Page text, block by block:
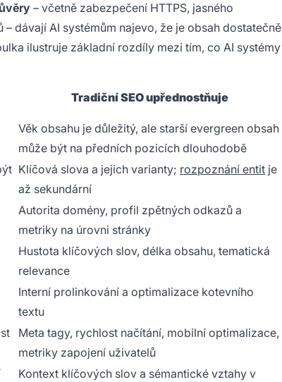
– včetně zabezpečení HTTPS, jasného
dávají AI systémům najevo, že je obsah dostatečně
ilustruje základní rozdíly mezi tím, co AI systémy
Tradiční SEO upřednostňuje
Věk obsahu je důležitý, ale starší evergreen obsah
může být na předních pozicích dlouhodobě
Klíčová slova a jejich varianty; rozpoznání entit je
až sekundární
Autorita domény, profil zpětných odkazů a
metriky na úrovni stránky
Hustota klíčových slov, délka obsahu, tematická
relevance
Interní prolinkování a optimalizace kotevního
textu
Meta tagy, rychlost načítání, mobilní optimalizace,
metriky zapojení uživatelů
Kontext klíčových slov a sémantické vztahy v